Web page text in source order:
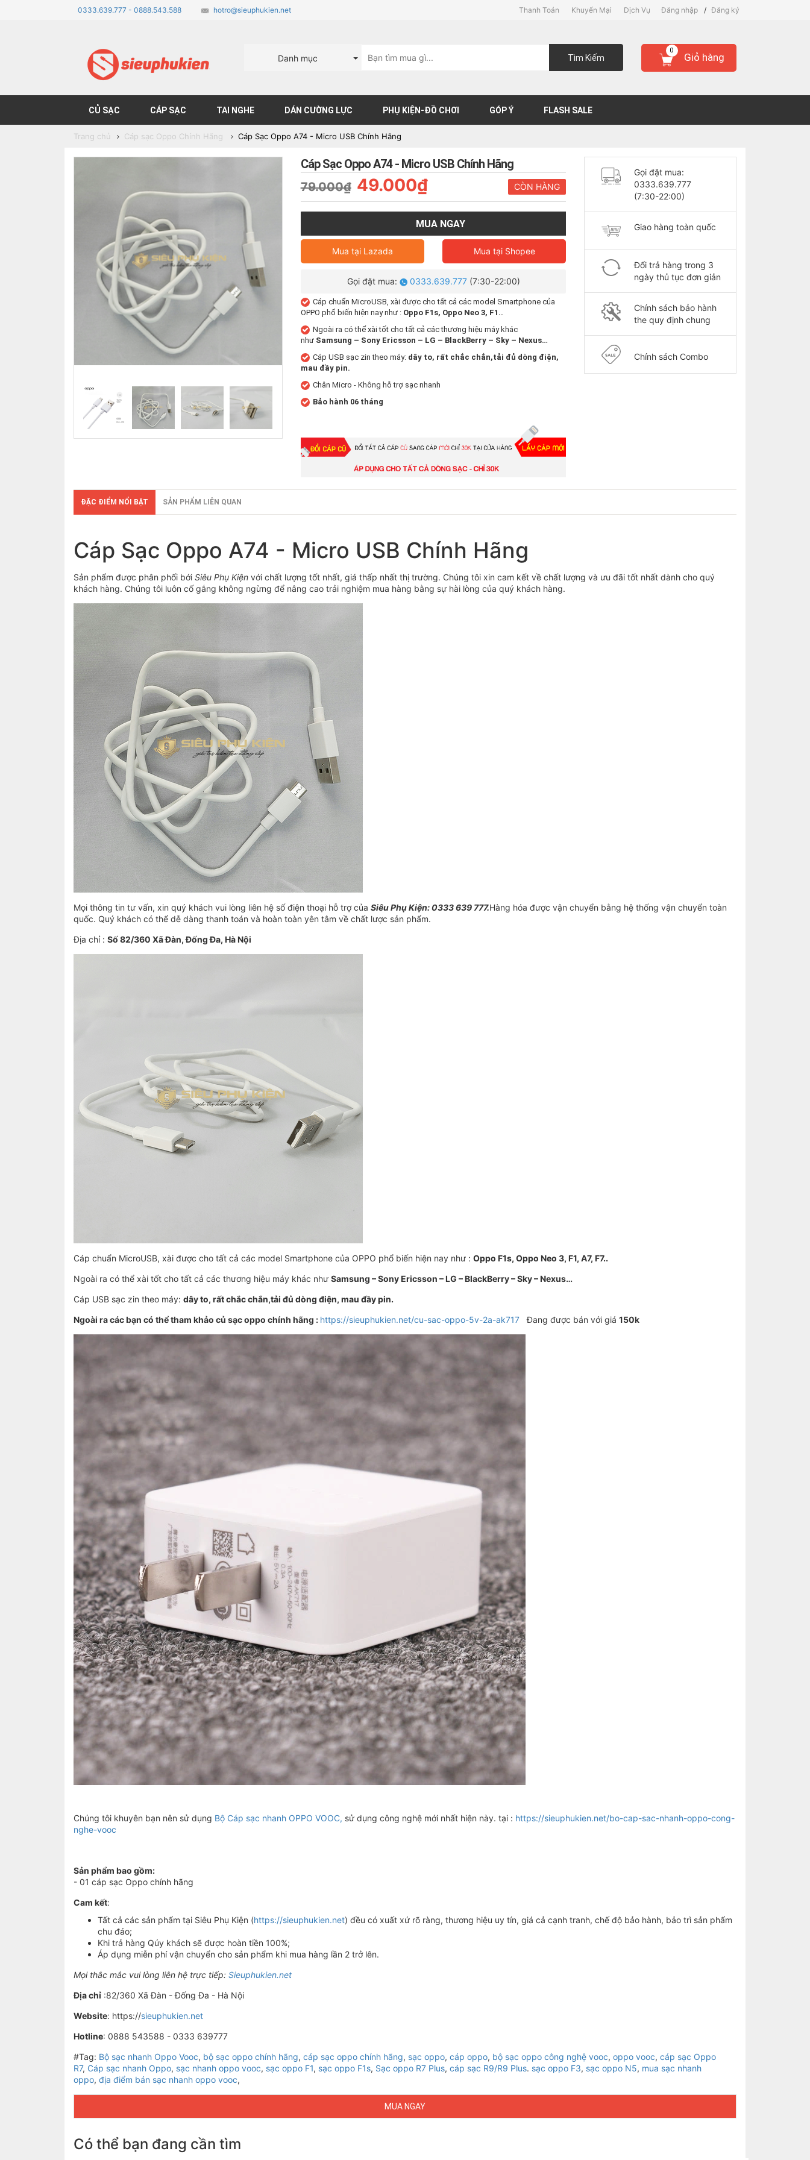
0333.639.777 - 0888.543.588 hotro@sieuphukien.net Đăng nhập / Đăng ký
Thanh Toán Khuyến Mại Dịch Vụ
Danh mục Tìm Kiếm Giỏ hàng
0
CỦ SẠC CÁP SẠC TAI NGHE DÁN CƯỜNG LỰC PHỤ KIỆN-ĐỒ CHƠI GÓP Ý FLASH SALE
Trang chủ Cáp sạc Oppo Chính Hãng Cáp Sạc Oppo A74 - Micro USB Chính Hãng
Cáp Sạc Oppo A74 - Micro USB Chính Hãng
CÒN HÀNG
79.000₫ 49.000₫
MUA NGAY
Mua tại Lazada Mua tại Shopee
Gọi đặt mua: 0333.639.777(7:30-22:00)
Cáp chuẩn MicroUSB, xài được cho tất cả các model Smartphone của
OPPO phổ biến hiện nay như : Oppo F1s, Oppo Neo 3, F1..
Ngoài ra có thể xài tốt cho tất cả các thương hiệu máy khác
như Samsung – Sony Ericsson – LG – BlackBerry – Sky – Nexus…
Cáp USB sạc zin theo máy: dây to, rất chắc chắn,tải đủ dòng điện,
mau đầy pin.
Chân Micro - Không hỗ trợ sạc nhanh
Bảo hành 06 tháng
Gọi đặt mua:
0333.639.777
(7:30-22:00)
Giao hàng toàn quốc
Đổi trả hàng trong 3
ngày thủ tục đơn giản
Chính sách bảo hành
the quy định chung
Chính sách Combo
ĐẶC ĐIỂM NỔI BẬT SẢN PHẨM LIÊN QUAN
Cáp Sạc Oppo A74 - Micro USB Chính Hãng
Sản phẩm được phân phối bới Siêu Phụ Kiện với chất lượng tốt nhất, giá thấp nhất thị trường. Chúng tôi xin cam kết về chất lượng và ưu đãi tốt nhất dành cho quý
khách hàng. Chúng tôi luôn cố gắng không ngừng để nâng cao trải nghiệm mua hàng bằng sự hài lòng của quý khách hàng.
Mọi thông tin tư vấn, xin quý khách vui lòng liên hệ số điện thoại hỗ trợ của Siêu Phụ Kiện: 0333 639 777.Hàng hóa được vận chuyển bằng hệ thống vận chuyển toàn
quốc. Quý khách có thể dễ dàng thanh toán và hoàn toàn yên tâm về chất lược sản phẩm.
Địa chỉ : Số 82/360 Xã Đàn, Đống Đa, Hà Nội
Cáp chuẩn MicroUSB, xài được cho tất cả các model Smartphone của OPPO phổ biến hiện nay như : Oppo F1s, Oppo Neo 3, F1, A7, F7..
Ngoài ra có thể xài tốt cho tất cả các thương hiệu máy khác như Samsung – Sony Ericsson – LG – BlackBerry – Sky – Nexus…
Cáp USB sạc zin theo máy: dây to, rất chắc chắn,tải đủ dòng điện, mau đầy pin.
Ngoài ra các bạn có thể tham khảo củ sạc oppo chính hãng : https://sieuphukien.net/cu-sac-oppo-5v-2a-ak717 Đang được bán với giá 150k
Chúng tôi khuyên bạn nên sử dụng Bộ Cáp sạc nhanh OPPO VOOC, sử dụng công nghệ mới nhất hiện này. tại : https://sieuphukien.net/bo-cap-sac-nhanh-oppo-cong-
nghe-vooc
Sản phẩm bao gồm:
- 01 cáp sạc Oppo chính hãng
Cam kết:
Tất cả các sản phẩm tại Siêu Phụ Kiện (https://sieuphukien.net) đều có xuất xứ rõ ràng, thương hiệu uy tín, giá cả cạnh tranh, chế độ bảo hành, bảo trì sản phẩm
chu đáo;
Khi trả hàng Qúy khách sẽ được hoàn tiền 100%;
Áp dụng miễn phí vận chuyển cho sản phẩm khi mua hàng lần 2 trở lên.
Mọi thắc mắc vui lòng liên hệ trực tiếp: Sieuphukien.net
Địa chỉ :82/360 Xã Đàn - Đống Đa - Hà Nội
Website: https://sieuphukien.net
Hotline: 0888 543588 - 0333 639777
#Tag: Bộ sạc nhanh Oppo Vooc, bộ sạc oppo chính hãng, cáp sạc oppo chính hãng, sạc oppo, cáp oppo, bộ sạc oppo công nghệ vooc, oppo vooc, cáp sạc Oppo
R7, Cáp sạc nhanh Oppo, sạc nhanh oppo vooc, sạc oppo F1, sạc oppo F1s, Sạc oppo R7 Plus, cáp sạc R9/R9 Plus. sạc oppo F3, sạc oppo N5, mua sạc nhanh
oppo, địa điểm bán sạc nhanh oppo vooc,
MUA NGAY
Có thể bạn đang cần tìm